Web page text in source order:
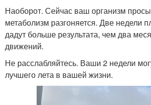
Наоборот. Сейчас ваш организм
метаболизм разгоняется. Две недели
дадут больше результата, чем два
движений.
Не расслабляйтесь. Ваши 2 недели
лучшего лета в вашей жизни.